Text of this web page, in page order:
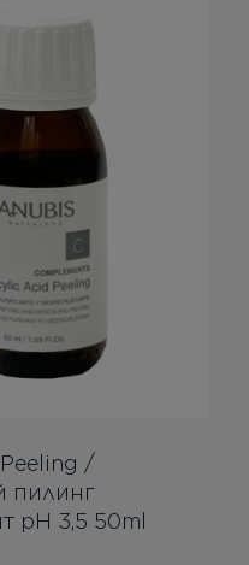
/
пилинг
рН 3,5 50ml